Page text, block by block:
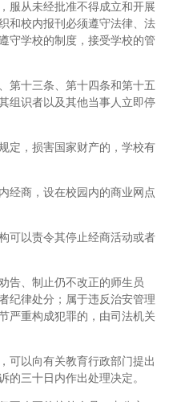
服从未经批准不得成立和开展
和校内报刊必须遵守法律、法
守学校的制度，接受学校的管
第十三条、第十四条和第十五
组识者以及其他当事人立即停
定，损害国家财产的，学校有
经商，设在校园内的商业网点
可以责令其停止经商活动或者
告、制止仍不改正的师生员
纪律处分；属于违反治安管理
严重构成犯罪的，由司法机关
可以向有关教育行政部门提出
的三十日内作出处理决定。